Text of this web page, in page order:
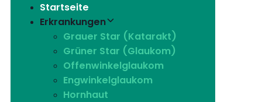
Startseite
Erkrankungen
Grauer Star (Katarakt)
Grüner Star (Glaukom)
Offenwinkelglaukom
Engwinkelglaukom
Hornhaut